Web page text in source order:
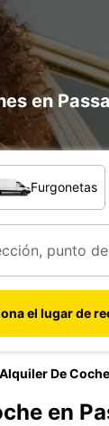
en
Furgonetas
el lugar de
Alquiler De
en